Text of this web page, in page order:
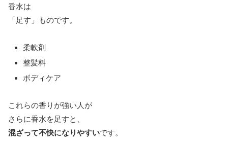
香水は
「足す」ものです。
柔軟剤
整髪料
ボディケア
これらの香りが強い人が
さらに香水を足すと、
混ざって不快になりやすいです。